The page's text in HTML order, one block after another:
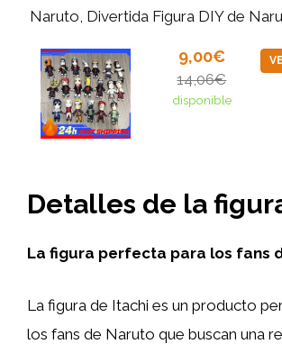
Naruto, Divertida Figura DIY de
9,00€
14,06€
disponible
Detalles de la
La figura perfecta para los fans
La figura de Itachi es un producto
los fans de Naruto que buscan una